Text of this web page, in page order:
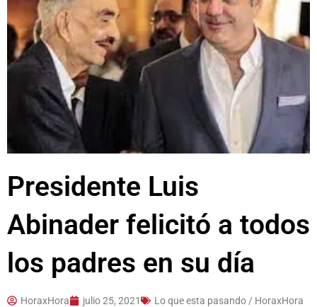
Presidente Luis
Abinader felicitó a todos
los padres en su día
HoraxHora julio 25, 2021 Lo que esta pasando / HoraxHora